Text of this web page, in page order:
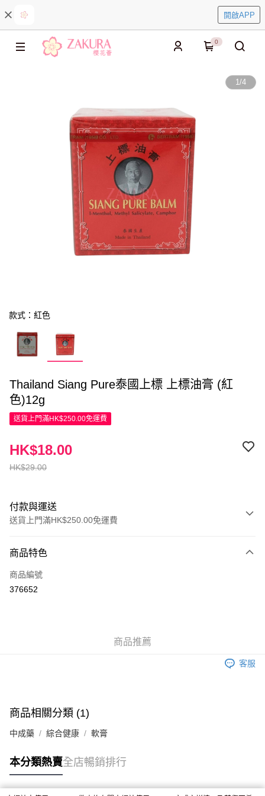
開啟APP
0
1/4
款式：紅色
Thailand Siang Pure泰國上標 上標油膏 (紅
色)12g
送貨上門滿HK$250.00免運費
HK$29.00
HK$18.00
付款與運送
送貨上門滿HK$250.00免運費
信用卡
Apple Pay
付款後門市自取，訂單確認後2-4個工作天到店，7天內取。逾期後
商品特色
商品編號
376652
商品推薦
客服
商品相關分類 (1)
中成藥 綜合健康 軟膏
本分類熱賣全店暢銷排行